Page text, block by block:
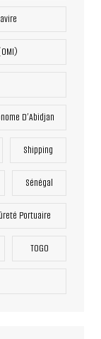
D’Abidjan
Shipping
Sénégal
Portuaire
TOGO